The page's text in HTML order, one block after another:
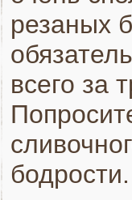
резаных
всего за
бодрости.